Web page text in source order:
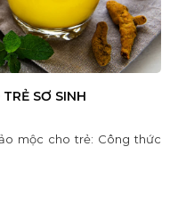
SƠ SINH
mộc cho trẻ: Công thức